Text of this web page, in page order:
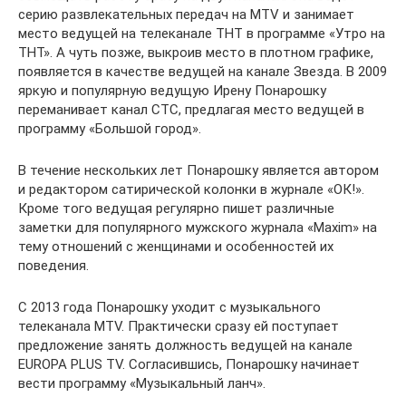
серию развлекательных передач на MTV и занимает
место ведущей на телеканале ТНТ в программе «Утро на
ТНТ». А чуть позже, выкроив место в плотном графике,
появляется в качестве ведущей на канале Звезда. В 2009
яркую и популярную ведущую Ирену Понарошку
переманивает канал СТС, предлагая место ведущей в
программу «Большой город».
В течение нескольких лет Понарошку является автором
и редактором сатирической колонки в журнале «ОК!».
Кроме того ведущая регулярно пишет различные
заметки для популярного мужского журнала «Maxim» на
тему отношений с женщинами и особенностей их
поведения.
С 2013 года Понарошку уходит с музыкального
телеканала MTV. Практически сразу ей поступает
предложение занять должность ведущей на канале
EUROPA PLUS TV. Согласившись, Понарошку начинает
вести программу «Музыкальный ланч».